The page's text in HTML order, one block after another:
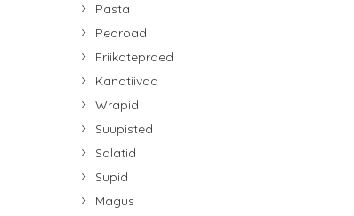
Pasta
Pearoad
Friikatepraed
Kanatiivad
Wrapid
Suupisted
Salatid
Supid
Magus